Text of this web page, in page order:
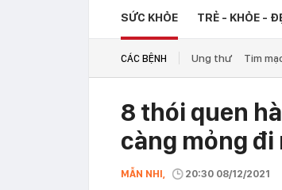
SỨC KHỎE TRẺ - KHỎE -
CÁC BỆNH Ung thư Tim
8 thói quen
càng mỏng đi
MẪN NHI, 20:30 08/12/2021